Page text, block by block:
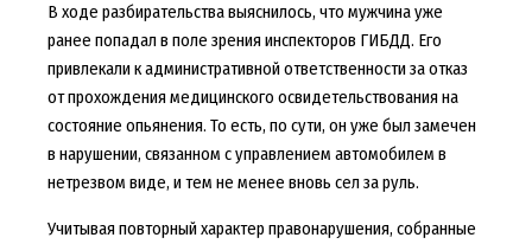
В ходе разбирательства выяснилось, что мужчина уже
ранее попадал в поле зрения инспекторов ГИБДД. Его
привлекали к административной ответственности за отказ
от прохождения медицинского освидетельствования на
состояние опьянения. То есть, по сути, он уже был замечен
в нарушении, связанном с управлением автомобилем в
нетрезвом виде, и тем не менее вновь сел за руль.
Учитывая повторный характер правонарушения, собранные